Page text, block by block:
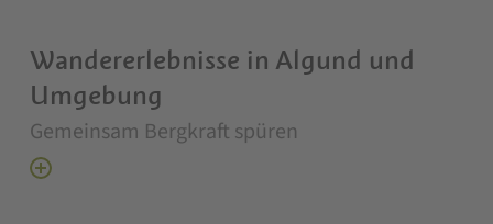
Wandererlebnisse in Algund und
Umgebung
Gemeinsam Bergkraft spüren